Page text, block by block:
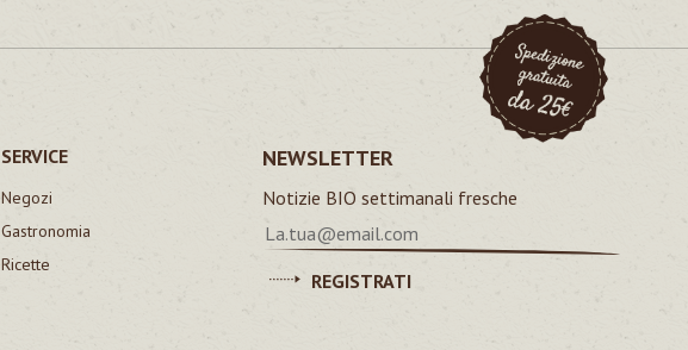
SERVICE
Negozi
Gastronomia
Ricette
NEWSLETTER
Notizie BIO settimanali fresche
REGISTRATI